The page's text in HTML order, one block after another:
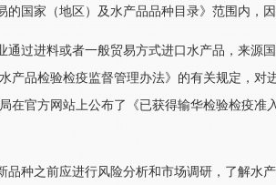
国家（地区）及水产品品种目录》范围内，
通过进料或者一般贸易方式进口水产品，来源
产品检验检疫监督管理办法》的有关规定，对
在官方网站上公布了《已获得输华检验检疫准
品种之前应进行风险分析和市场调研，了解水